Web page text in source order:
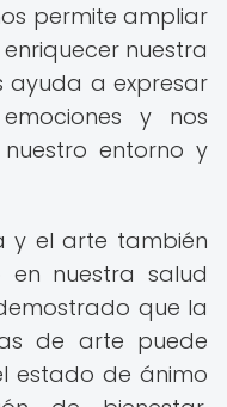
permite ampliar
nuestra
ayuda a expresar
y nos
entorno y
y el arte también
en nuestra salud
que la
de arte puede
estado de ánimo